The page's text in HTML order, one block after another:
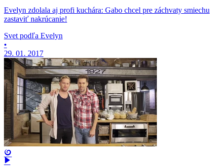
Evelyn zdolala aj profi kuchára: Gabo chcel pre záchvaty smiechu
zastaviť nakrúcanie!
Svet podľa Evelyn
•
29. 01. 2017